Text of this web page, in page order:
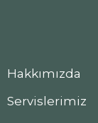
Hakkımızda
Servislerimiz